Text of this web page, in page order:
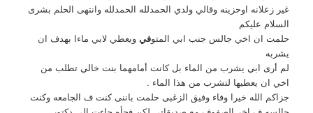
غير زعلانه اوحزينه وقالي ولدي الحمدلله الحمدلله وانتهى الحلم بشرى
السلام عليكم
حلمت ان اخي جالس جنب ابي المتوفي ويعطي لابي ماءا بهدف ان
يشربه
لم أرى ابي يشرب من الماء بل كانت أمامهما بنت خالي تطلب من
اخي ان يعطيها لتشرب من هذا الماء .
جزاكم الله خيرا وفاء وفيق الزغبى حلمت باننى كنت ف الجامعه وكنت